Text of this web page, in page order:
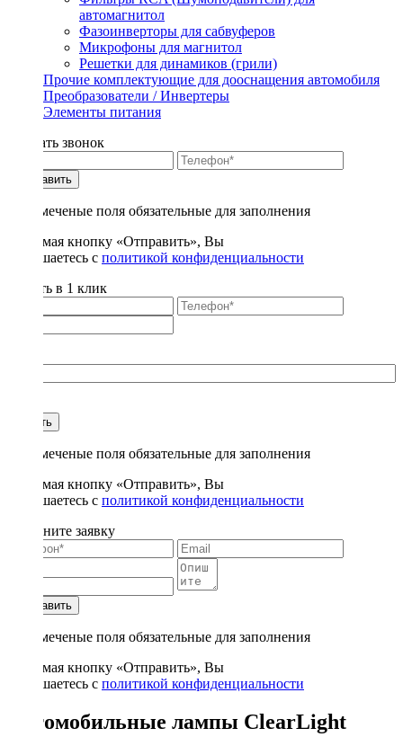
автомагнитол
Фазоинверторы для сабвуферов
Микрофоны для магнитол
Решетки для динамиков (грили)
Прочие комплектующие для дооснащения автомобиля
Преобразователи / Инвертеры
Элементы питания
Заказать звонок
Отправить
* - отмеченые поля обязательные для заполнения
Нажимая кнопку «Отправить», Вы
соглашаетесь с политикой конфиденциальности
Купить в 1 клик
Купить
* - отмеченые поля обязательные для заполнения
Нажимая кнопку «Отправить», Вы
соглашаетесь с политикой конфиденциальности
Заполните заявку
Отправить
* - отмеченые поля обязательные для заполнения
Нажимая кнопку «Отправить», Вы
соглашаетесь с политикой конфиденциальности
Автомобильные лампы ClearLight